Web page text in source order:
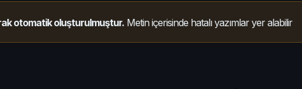
otomatik oluşturulmuştur. Metin içerisinde hatalı yazımlar yer alabilir